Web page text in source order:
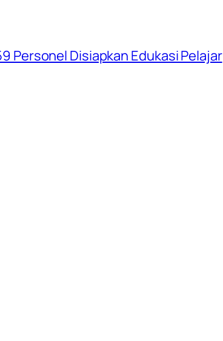
Personel Disiapkan Edukasi Pelajar